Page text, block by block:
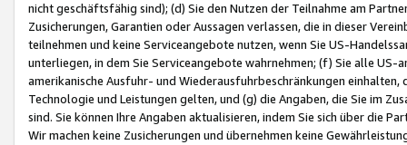
nicht geschäftsfähig sind); (d) Sie den Nutzen der Teilnahme am
Zusicherungen, Garantien oder Aussagen verlassen, die in dieser
teilnehmen und keine Serviceangebote nutzen, wenn Sie US-
unterliegen, in dem Sie Serviceangebote wahrnehmen; (f) Sie alle
amerikanische Ausfuhr- und Wiederausfuhrbeschränkungen
Technologie und Leistungen gelten, und (g) die Angaben, die Sie im
sind. Sie können Ihre Angaben aktualisieren, indem Sie sich über die
Wir machen keine Zusicherungen und übernehmen keine